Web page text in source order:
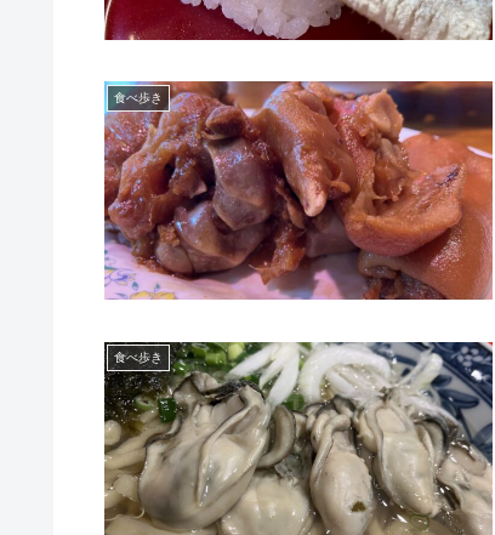
食べ歩き
食べ歩き